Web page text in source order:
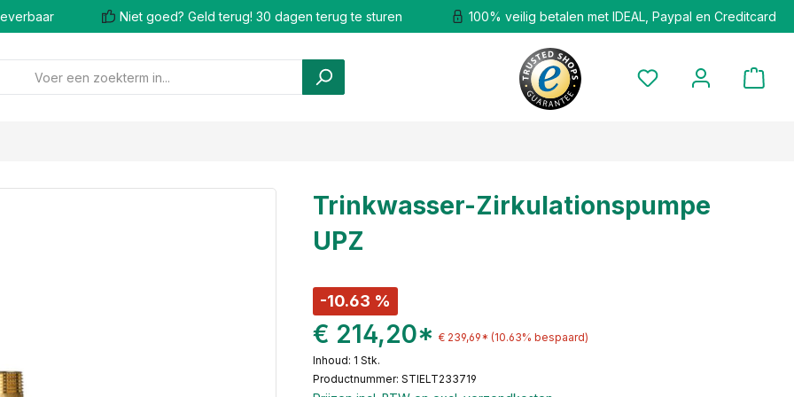
Niet goed? Geld terug! 30 dagen terug te sturen 100% veilig betalen met IDEAL, Paypal en Creditcard
Trinkwasser-Zirkulationspumpe
UPZ
-10.63 %
€ 214,20* € 239,69* (10.63% bespaard)
Inhoud: 1 Stk.
Productnummer: STIELT233719